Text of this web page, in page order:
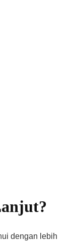
dengan lebih